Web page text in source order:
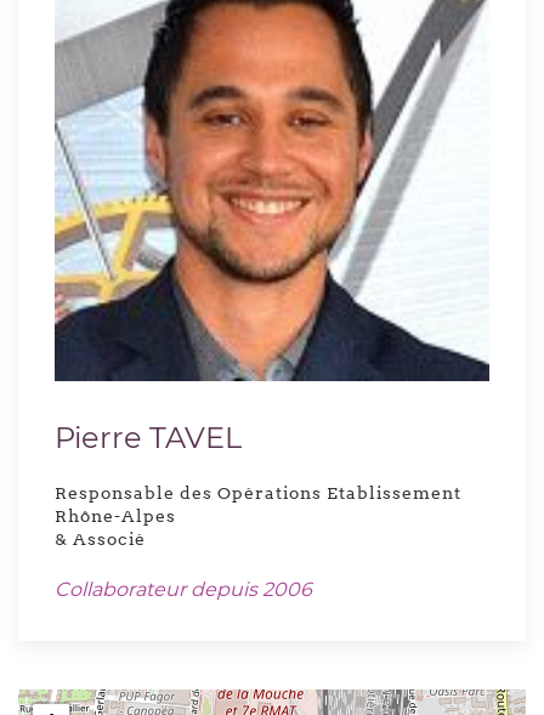
Pierre TAVEL
Responsable des Opérations Etablissement
Rhône-Alpes
& Associé
Collaborateur depuis 2006